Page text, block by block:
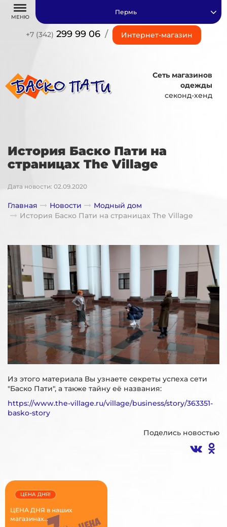
МЕНЮ
+7 (342) 299 99 06 / Интернет-магазин
Пермь
Сеть магазинов
одежды
секонд-хенд
История Баско Пати на
страницах The Village
Дата новости: 02.09.2020
Главная Новости
Модный дом
История Баско Пати на страницах The Village
Из этого материала Вы узнаете секреты успеха сети
"Баско Пати", а также тайну её названия:
https://www.the-village.ru/village/business/story/363351-
basko-story
Поделись новостью
ЦЕНА ДНЯ в наших
магазинах...
ЦЕНА ДНЯ!